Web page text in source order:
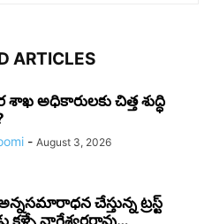
ARTICLES
అధికారులకు చిత్త శుద్ధి
- August 3, 2026
చేస్తున్న ట్రస్ట్